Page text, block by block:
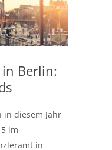
Berlin:
in diesem Jahr
im
in